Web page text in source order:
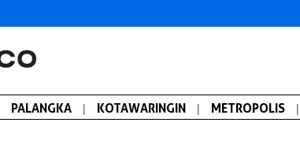
PALANGKA | KOTAWARINGIN | METROPOLIS |